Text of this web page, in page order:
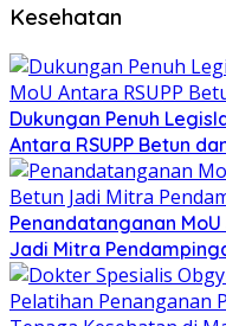
Kesehatan
Dukungan Penuh
Antara RSUPP Betun
Penandatanganan MoU
Jadi Mitra